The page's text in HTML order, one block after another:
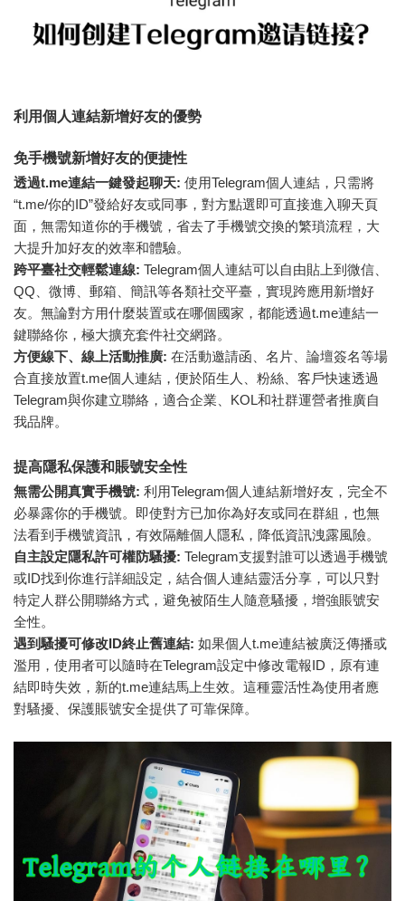
利用個人連結新增好友的優勢
免手機號新增好友的便捷性
透過t.me連結一鍵發起聊天: 使用Telegram個人連結，只需將
“t.me/你的ID”發給好友或同事，對方點選即可直接進入聊天頁
面，無需知道你的手機號，省去了手機號交換的繁瑣流程，大
大提升加好友的效率和體驗。
跨平臺社交輕鬆連線: Telegram個人連結可以自由貼上到微信、
QQ、微博、郵箱、簡訊等各類社交平臺，實現跨應用新增好
友。無論對方用什麼裝置或在哪個國家，都能透過t.me連結一
鍵聯絡你，極大擴充套件社交網路。
方便線下、線上活動推廣: 在活動邀請函、名片、論壇簽名等場
合直接放置t.me個人連結，便於陌生人、粉絲、客戶快速透過
Telegram與你建立聯絡，適合企業、KOL和社群運營者推廣自
我品牌。
提高隱私保護和賬號安全性
無需公開真實手機號: 利用Telegram個人連結新增好友，完全不
必暴露你的手機號。即使對方已加你為好友或同在群組，也無
法看到手機號資訊，有效隔離個人隱私，降低資訊洩露風險。
自主設定隱私許可權防騷擾: Telegram支援對誰可以透過手機號
或ID找到你進行詳細設定，結合個人連結靈活分享，可以只對
特定人群公開聯絡方式，避免被陌生人隨意騷擾，增強賬號安
全性。
遇到騷擾可修改ID終止舊連結: 如果個人t.me連結被廣泛傳播或
濫用，使用者可以隨時在Telegram設定中修改電報ID，原有連
結即時失效，新的t.me連結馬上生效。這種靈活性為使用者應
對騷擾、保護賬號安全提供了可靠保障。